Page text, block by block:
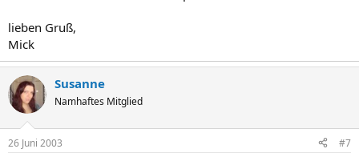
lieben Gruß,
Mick
Susanne
Namhaftes Mitglied
26 Juni 2003 #7